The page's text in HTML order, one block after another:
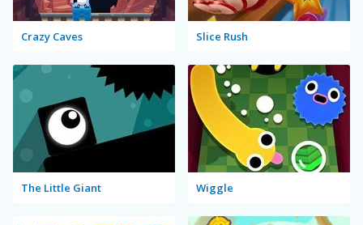
Crazy Caves Slice Rush
The Little Giant Wiggle